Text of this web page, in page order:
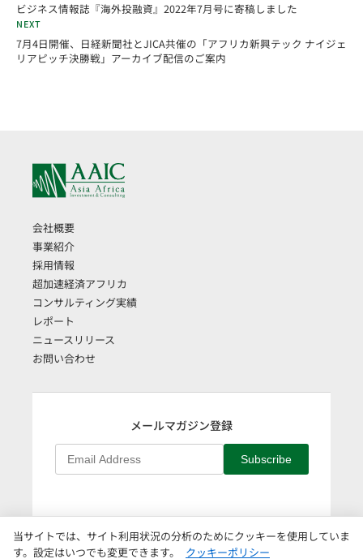
ビジネス情報誌『海外投融資』2022年7月号に寄稿しました
NEXT
7月4日開催、日経新聞社とJICA共催の「アフリカ新興テック ナイジェ
リアピッチ決勝戦」アーカイブ配信のご案内
会社概要
事業紹介
採用情報
超加速経済アフリカ
コンサルティング実績
レポート
ニュースリリース
お問い合わせ
メールマガジン登録
Subscribe
English|個人情報保護方針|クッキーポリシー|クッキー設定
当サイトでは、サイト利用状況の分析のためにクッキーを使用していま
す。設定はいつでも変更できます。
クッキーポリシー